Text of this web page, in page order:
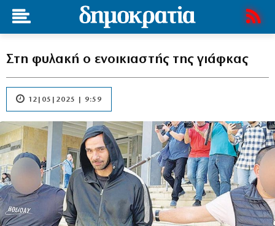
Στη φυλακή ο ενοικιαστής της γιάφκας
12|05|2025 | 9:59